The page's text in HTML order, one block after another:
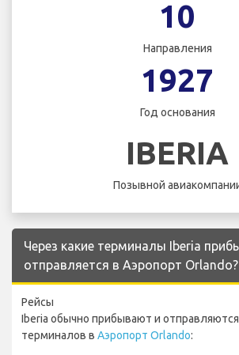
10
Направления
1927
Год основания
IBERIA
Позывной
Через какие терминалы Iberia
отправляется в Аэропорт Orlando?
Рейсы
Iberia обычно прибывают и
терминалов в Аэропорт Orlando: